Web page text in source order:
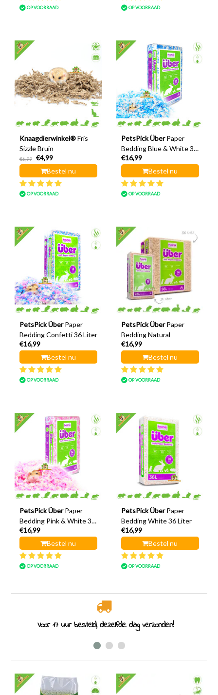
OP VOORRAAD OP VOORRAAD
Knaagdierwinkel® Fris
Sizzle Bruin
€6,99
€4,99
Bestel nu
OP VOORRAAD
PetsPick Über Paper
Bedding Blue & White 36
Liter
€16,99
Bestel nu
OP VOORRAAD
PetsPick Über Paper
Bedding Confetti 36 Liter
€16,99
Bestel nu
OP VOORRAAD
PetsPick Über Paper
Bedding Natural
€16,99
Bestel nu
OP VOORRAAD
PetsPick Über Paper
Bedding Pink & White 36
Liter
€16,99
Bestel nu
OP VOORRAAD
PetsPick Über Paper
Bedding White 36 Liter
€16,99
Bestel nu
OP VOORRAAD
Voor 17 uur besteld, dezelfde dag verzonden!